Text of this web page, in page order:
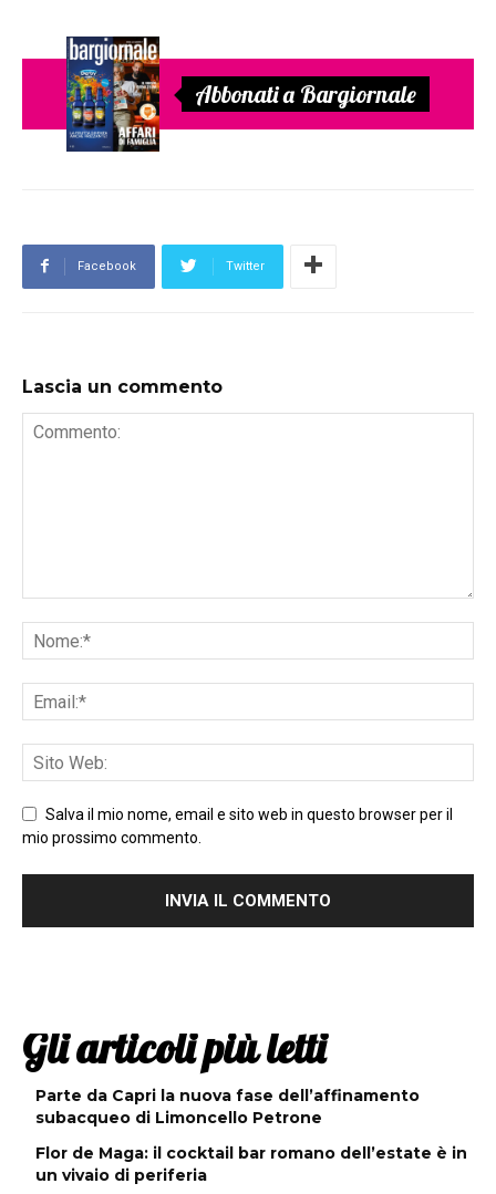
Abbonati a Bargiornale
Facebook Twitter
Lascia un commento
Salva il mio nome, email e sito web in questo browser per il
mio prossimo commento.
Gli articoli più letti
Parte da Capri la nuova fase dell’affinamento
subacqueo di Limoncello Petrone
Flor de Maga: il cocktail bar romano dell’estate è in
un vivaio di periferia